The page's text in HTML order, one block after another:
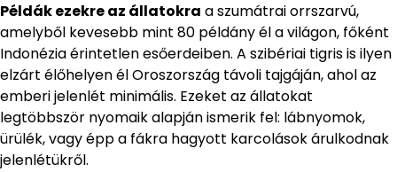
Példák ezekre az állatokra a szumátrai orrszarvú,
amelyből kevesebb mint 80 példány él a világon, főként
Indonézia érintetlen esőerdeiben. A szibériai tigris is ilyen
elzárt élőhelyen él Oroszország távoli tajgáján, ahol az
emberi jelenlét minimális. Ezeket az állatokat
legtöbbször nyomaik alapján ismerik fel: lábnyomok,
ürülék, vagy épp a fákra hagyott karcolások árulkodnak
jelenlétükről.